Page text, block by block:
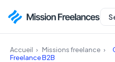
Accueil › Missions freelance ›
Freelance B2B